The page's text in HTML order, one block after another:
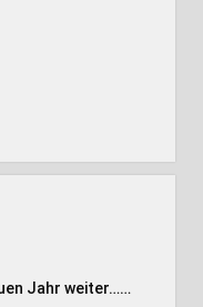
Jahr weiter……